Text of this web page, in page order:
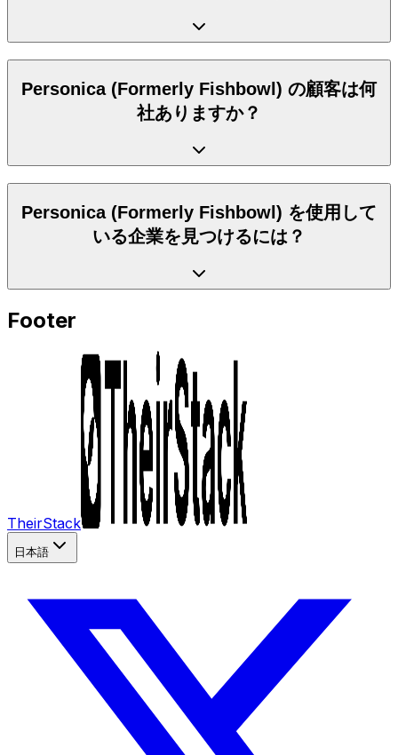
Personica (Formerly Fishbowl) の顧客は何
社ありますか？
Personica (Formerly Fishbowl) を使用して
いる企業を見つけるには？
Footer
TheirStack
日本語